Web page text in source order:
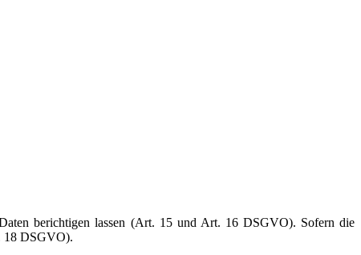
berichtigen lassen (Art. 15 und Art. 16 DSGVO). Sofern die
18 DSGVO).